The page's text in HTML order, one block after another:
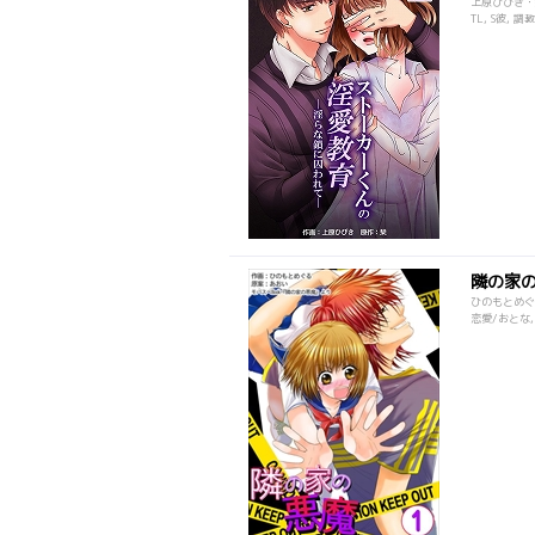
TL, S彼, 調教
隣の家
ひのもとめ
恋愛/おとな